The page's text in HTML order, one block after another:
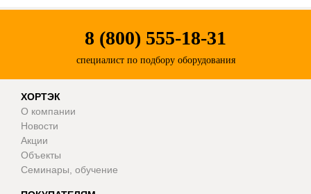
8 (800) 555-18-31
специалист по подбору оборудования
ХОРТЭК
О компании
Новости
Акции
Объекты
Семинары, обучение